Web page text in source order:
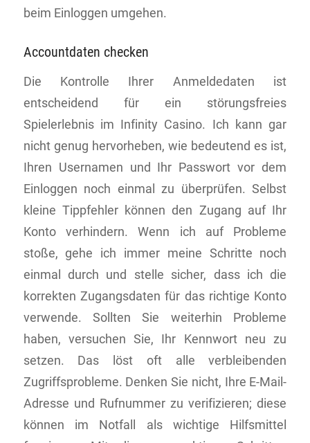
beim Einloggen umgehen.
Accountdaten checken
Die Kontrolle Ihrer Anmeldedaten ist
entscheidend für ein störungsfreies
Spielerlebnis im Infinity Casino. Ich kann gar
nicht genug hervorheben, wie bedeutend es ist,
Ihren Usernamen und Ihr Passwort vor dem
Einloggen noch einmal zu überprüfen. Selbst
kleine Tippfehler können den Zugang auf Ihr
Konto verhindern. Wenn ich auf Probleme
stoße, gehe ich immer meine Schritte noch
einmal durch und stelle sicher, dass ich die
korrekten Zugangsdaten für das richtige Konto
verwende. Sollten Sie weiterhin Probleme
haben, versuchen Sie, Ihr Kennwort neu zu
setzen. Das löst oft alle verbleibenden
Zugriffsprobleme. Denken Sie nicht, Ihre E-Mail-
Adresse und Rufnummer zu verifizieren; diese
können im Notfall als wichtige Hilfsmittel